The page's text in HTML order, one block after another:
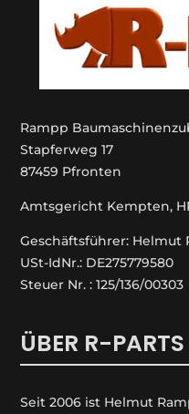
Rampp
Stapferweg 17
87459 Pfronten
Amtsgericht Kempten,
Geschäftsführer: Helmut
USt-IdNr.: DE275779580
Steuer Nr. : 125/136/00303
ÜBER R-PARTS
Seit 2006 ist Helmut